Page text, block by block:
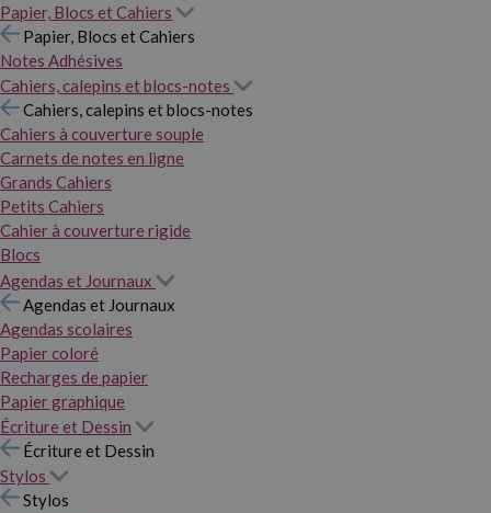
Papier, Blocs et Cahiers
Papier, Blocs et Cahiers
Notes Adhésives
Cahiers, calepins et blocs-notes
Cahiers, calepins et blocs-notes
Cahiers à couverture souple
Carnets de notes en ligne
Grands Cahiers
Petits Cahiers
Cahier à couverture rigide
Blocs
Agendas et Journaux
Agendas et Journaux
Agendas scolaires
Papier coloré
Recharges de papier
Papier graphique
Écriture et Dessin
Écriture et Dessin
Stylos
Stylos